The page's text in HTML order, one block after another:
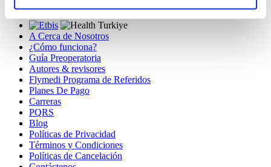
A Cerca de Nosotros
¿Cómo funciona?
Guía Preoperatoria
Autores & revisores
Flymedi Programa de Referidos
Planes De Pago
Carreras
PQRS
Blog
Políticas de Privacidad
Términos y Condiciones
Políticas de Cancelación